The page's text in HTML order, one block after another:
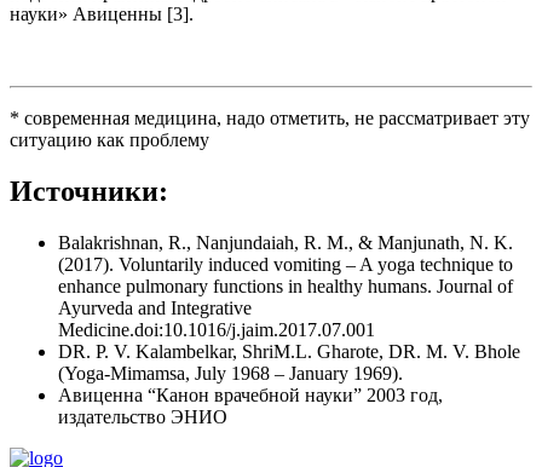
науки» Авиценны [3].
* современная медицина, надо отметить, не рассматривает эту
ситуацию как проблему
Источники:
Balakrishnan, R., Nanjundaiah, R. M., & Manjunath, N. K.
(2017). Voluntarily induced vomiting – A yoga technique to
enhance pulmonary functions in healthy humans. Journal of
Ayurveda and Integrative
Medicine.doi:10.1016/j.jaim.2017.07.001
DR. P. V. Kalambelkar, ShriM.L. Gharote, DR. M. V. Bhole
(Yoga-Mimamsa, July 1968 – January 1969).
Авиценна “Канон врачебной науки” 2003 год,
издательство ЭНИО